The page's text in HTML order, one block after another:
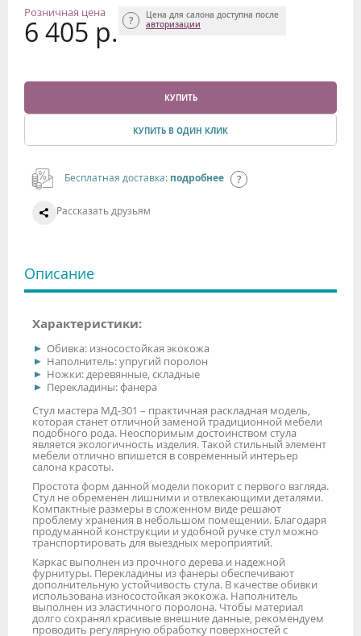
Розничная цена
6 405 р.
Цена для салона доступна после
авторизации
КУПИТЬ
КУПИТЬ В ОДИН КЛИК
Бесплатная доставка: подробнее
Рассказать друзьям
Описание
Характеристики:
Обивка: износостойкая экокожа
Наполнитель: упругий поролон
Ножки: деревянные, складные
Перекладины: фанера
Стул мастера МД-301 – практичная раскладная модель,
которая станет отличной заменой традиционной мебели
подобного рода. Неоспоримым достоинством стула
является экологичность изделия. Такой стильный элемент
мебели отлично впишется в современный интерьер
салона красоты.
Простота форм данной модели покорит с первого взгляда.
Стул не обременен лишними и отвлекающими деталями.
Компактные размеры в сложенном виде решают
проблему хранения в небольшом помещении. Благодаря
продуманной конструкции и удобной ручке стул можно
транспортировать для выездных мероприятий.
Каркас выполнен из прочного дерева и надежной
фурнитуры. Перекладины из фанеры обеспечивают
дополнительную устойчивость стула. В качестве обивки
использована износостойкая экокожа. Наполнитель
выполнен из эластичного поролона. Чтобы материал
долго сохранял красивые внешние данные, рекомендуем
проводить регулярную обработку поверхностей с